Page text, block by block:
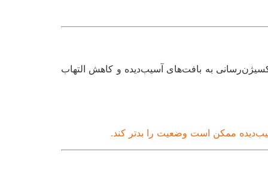
به بافت‌های آسیب‌دیده و کاهش التهاب
ممکن است وضعیت را بدتر کند.